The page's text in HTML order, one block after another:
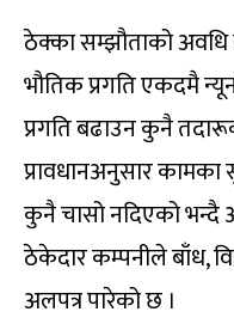
ठेक्का सम्झौताको अवधि
भौतिक प्रगति एकदमै
प्रगति बढाउन कुनै
प्रावधानअनुसार कामका
कुनै चासो नदिएको भन्दै
ठेकेदार कम्पनीले बाँध,
अलपत्र पारेको छ ।